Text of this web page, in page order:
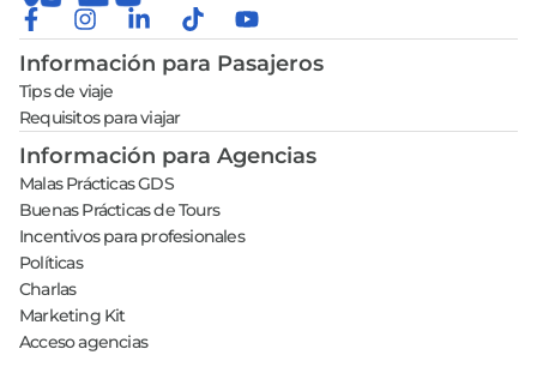
Información para Pasajeros
Tips de viaje
Requisitos para viajar
Información para Agencias
Malas Prácticas GDS
Buenas Prácticas de Tours
Incentivos para profesionales
Políticas
Charlas
Marketing Kit
Acceso agencias